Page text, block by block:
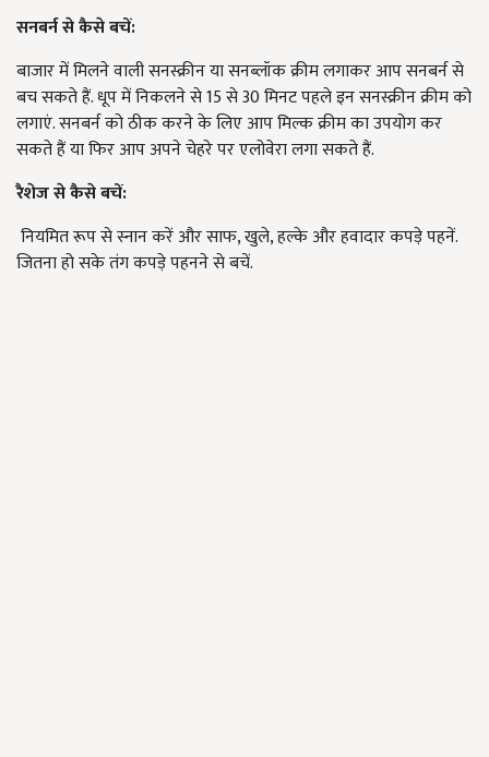
सनबर्न से कैसे बचें:
बाजार में मिलने वाली सनस्क्रीन या सनब्लॉक क्रीम लगाकर आप सनबर्न से
बच सकते हैं. धूप में निकलने से 15 से 30 मिनट पहले इन सनस्क्रीन क्रीम को
लगाएं. सनबर्न को ठीक करने के लिए आप मिल्क क्रीम का उपयोग कर
सकते हैं या फिर आप अपने चेहरे पर एलोवेरा लगा सकते हैं.
रैशेज से कैसे बचें:
नियमित रूप से स्नान करें और साफ, खुले, हल्के और हवादार कपड़े पहनें.
जितना हो सके तंग कपड़े पहनने से बचें.